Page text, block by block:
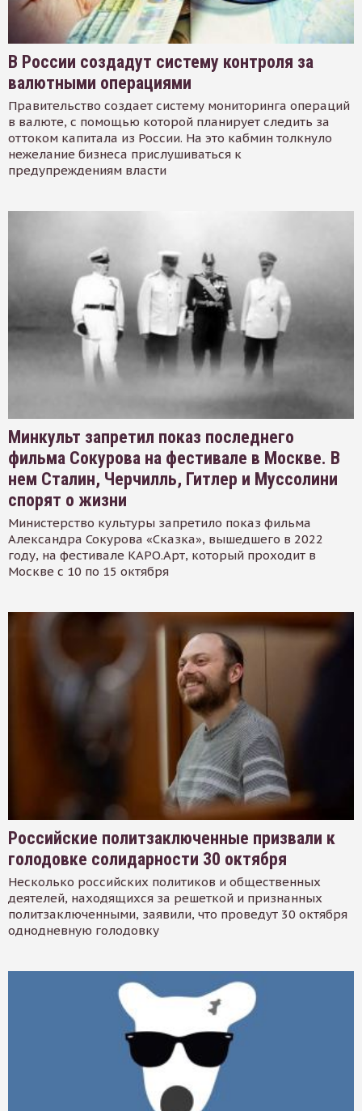
В России создадут систему контроля за
валютными операциями
Правительство создает систему мониторинга операций
в валюте, с помощью которой планирует следить за
оттоком капитала из России. На это кабмин толкнуло
нежелание бизнеса прислушиваться к
предупреждениям власти
Минкульт запретил показ последнего
фильма Сокурова на фестивале в Москве. В
нем Сталин, Черчилль, Гитлер и Муссолини
спорят о жизни
Министерство культуры запретило показ фильма
Александра Сокурова «Сказка», вышедшего в 2022
году, на фестивале КАРО.Арт, который проходит в
Москве с 10 по 15 октября
Российские политзаключенные призвали к
голодовке солидарности 30 октября
Несколько российских политиков и общественных
деятелей, находящихся за решеткой и признанных
политзаключенными, заявили, что проведут 30 октября
однодневную голодовку